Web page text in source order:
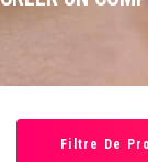
Filtre De